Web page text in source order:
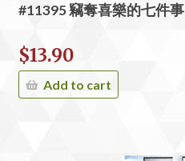
#11395 竊奪喜樂的七件事
$13.90
Add to cart